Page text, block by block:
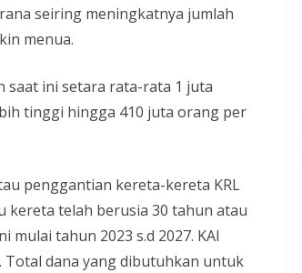
seiring meningkatnya jumlah
menua.
saat ini setara rata-rata 1 juta
tinggi hingga 410 juta orang per
penggantian kereta-kereta KRL
kereta telah berusia 30 tahun atau
mulai tahun 2023 s.d 2027. KAI
Total dana yang dibutuhkan untuk